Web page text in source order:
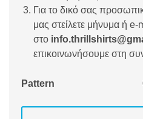
Για το δικό σας
μας στείλετε μήνυμα ή e-
στο
επικοινωνήσουμε στη
Pattern